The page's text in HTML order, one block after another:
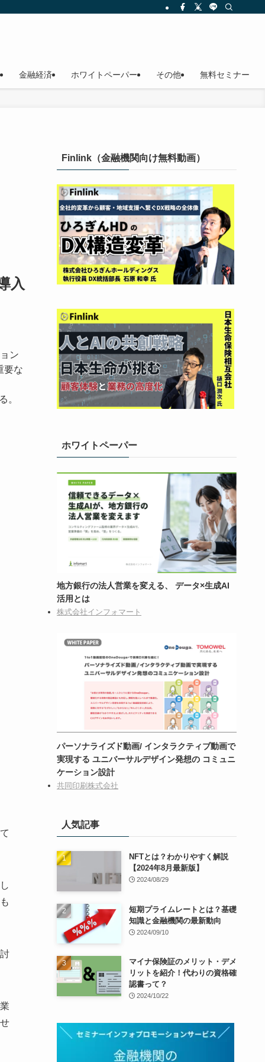
金融経済 ホワイトペーパー その他 無料セミナー
入
ン
要な
。
Finlink（金融機関向け無料動画）
ホワイトペーパー
地方銀行の法人営業を変える、 データ×生成AI
活用とは
株式会社インフォマート
パーソナライズド動画/ インタラクティブ動画で
実現する ユニバーサルデザイン発想の コミュニ
ケーション設計
共同印刷株式会社
人気記事
NFTとは？わかりやすく解説
【2024年8月最新版】
2024/08/29
短期プライムレートとは？基礎
知識と金融機関の最新動向
2024/09/10
マイナ保険証のメリット・デメ
リットを紹介！代わりの資格確
認書って？
2024/10/22